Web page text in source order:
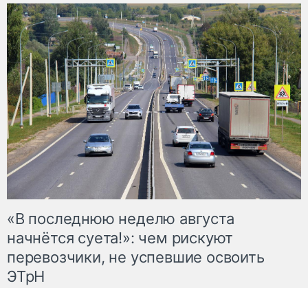
«В последнюю неделю августа
начнётся суета!»: чем рискуют
перевозчики, не успевшие освоить
ЭТрН